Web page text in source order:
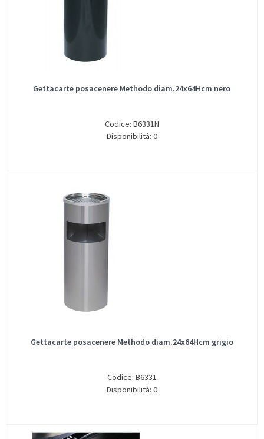
Gettacarte posacenere Methodo diam.24x64Hcm nero
Codice: B6331N
Disponibilità: 0
Gettacarte posacenere Methodo diam.24x64Hcm grigio
Codice: B6331
Disponibilità: 0